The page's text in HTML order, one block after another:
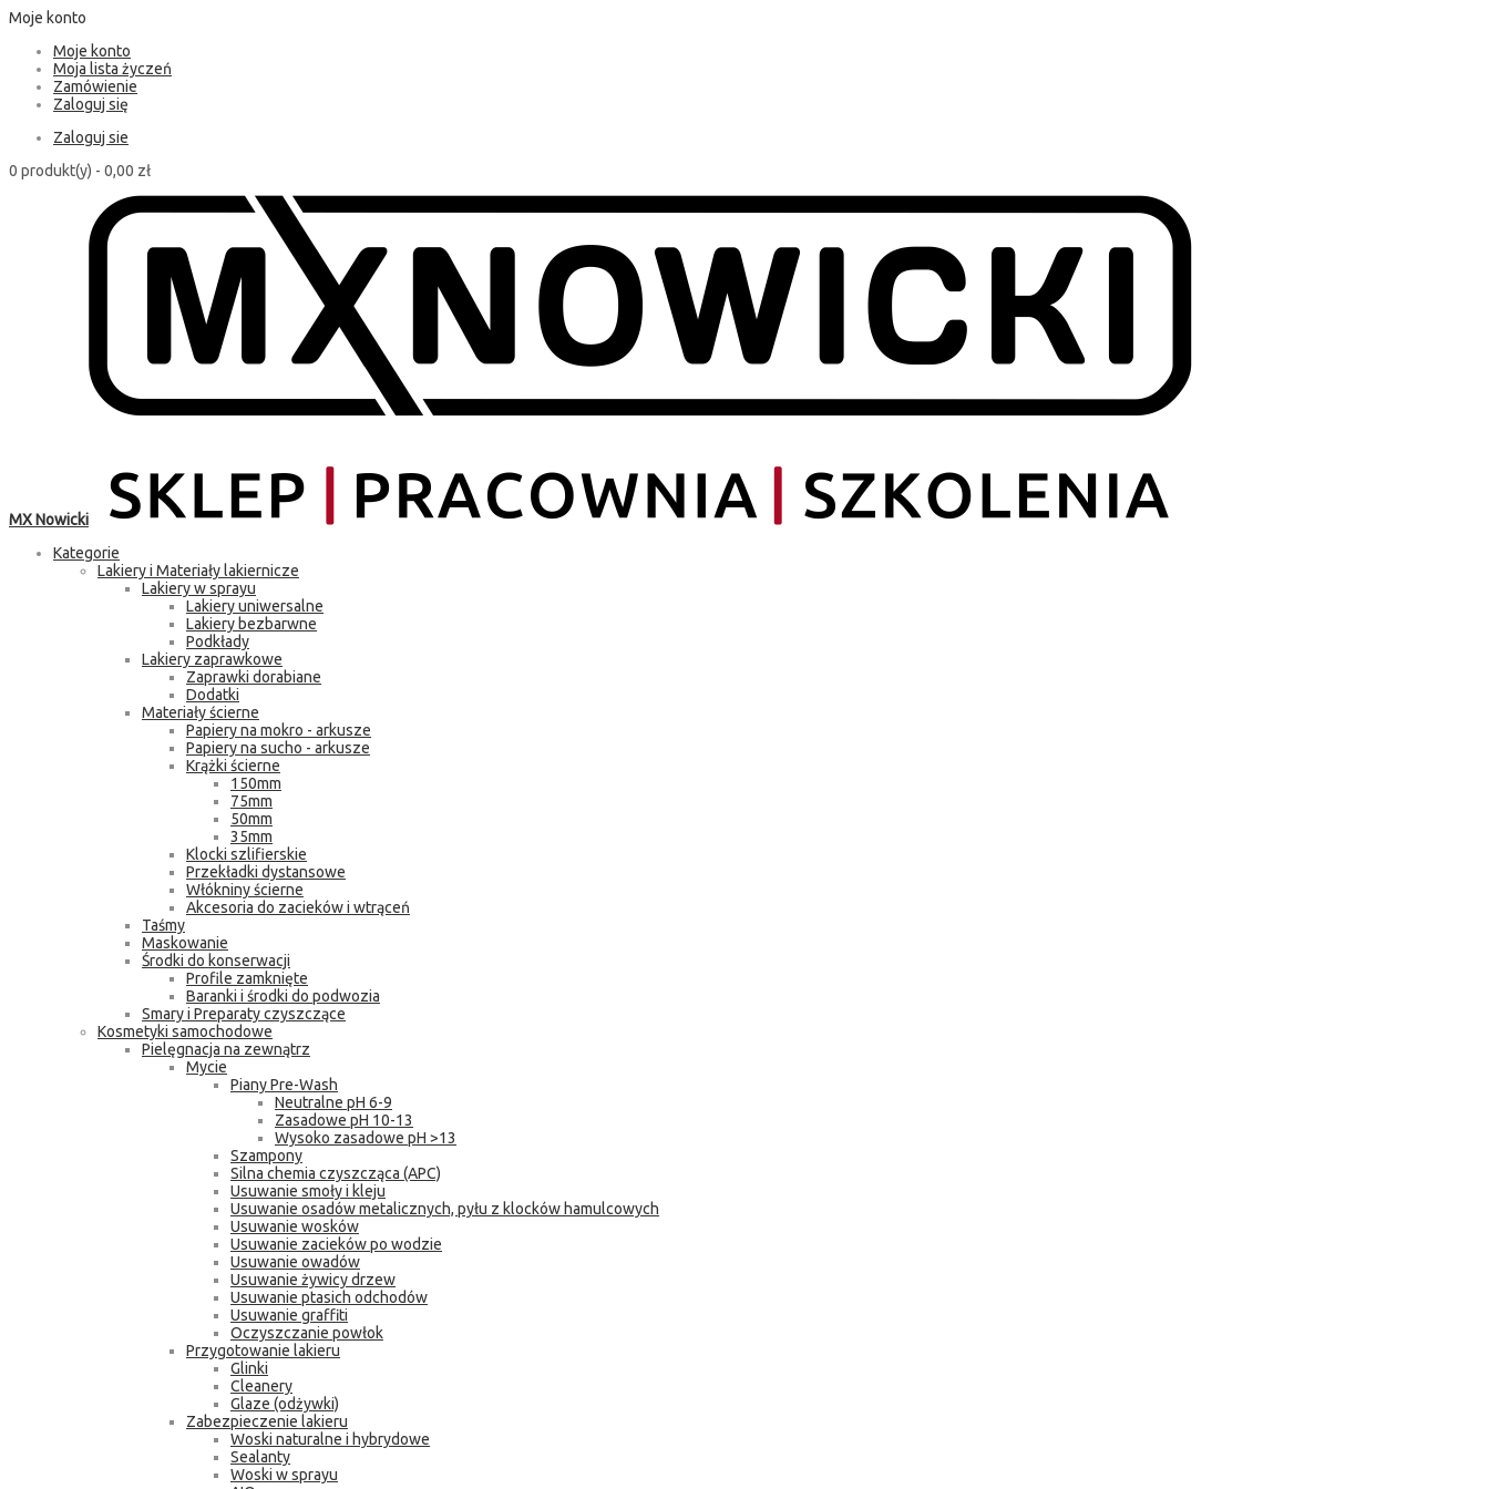
Moje konto
Moje konto
Moja lista życzeń
Zamówienie
Zaloguj się
Zaloguj sie
0 produkt(y) - 0,00 zł
MX Nowicki
Kategorie
Lakiery i Materiały lakiernicze
Lakiery w sprayu
Lakiery uniwersalne
Lakiery bezbarwne
Podkłady
Lakiery zaprawkowe
Zaprawki dorabiane
Dodatki
Materiały ścierne
Papiery na mokro - arkusze
Papiery na sucho - arkusze
Krążki ścierne
150mm
75mm
50mm
35mm
Klocki szlifierskie
Przekładki dystansowe
Włókniny ścierne
Akcesoria do zacieków i wtrąceń
Taśmy
Maskowanie
Środki do konserwacji
Profile zamknięte
Baranki i środki do podwozia
Smary i Preparaty czyszczące
Kosmetyki samochodowe
Pielęgnacja na zewnątrz
Mycie
Piany Pre-Wash
Neutralne pH 6-9
Zasadowe pH 10-13
Wysoko zasadowe pH >13
Szampony
Silna chemia czyszcząca (APC)
Usuwanie smoły i kleju
Usuwanie osadów metalicznych, pyłu z klocków hamulcowych
Usuwanie wosków
Usuwanie zacieków po wodzie
Usuwanie owadów
Usuwanie żywicy drzew
Usuwanie ptasich odchodów
Usuwanie graffiti
Oczyszczanie powłok
Przygotowanie lakieru
Glinki
Cleanery
Glaze (odżywki)
Zabezpieczenie lakieru
Woski naturalne i hybrydowe
Sealanty
Woski w sprayu